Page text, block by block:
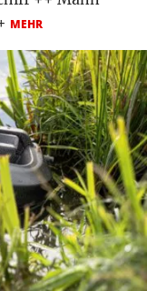
MEHR